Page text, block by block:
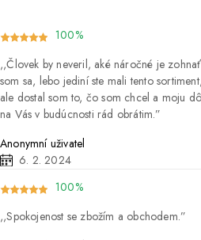
100%
Človek by neveril, aké náročné je
som sa, lebo jediní ste mali tento
ale dostal som to, čo som chcel a moju
na Vás v budúcnosti rád obrátim.
Anonymní uživatel
6. 2. 2024
100%
Spokojenost se zbožím a obchodem.